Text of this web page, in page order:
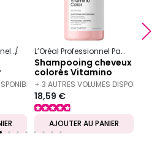
Kerasoin Professionnel Shampooing et soin capillaire
L’Oréal Professionnel Paris
Shampooing cheveux
colorés Vitamino
Color 300 ml
+ 3 AUTRES VOLUMES DISPONIBLES
18,59 €
AJOUTER AU PANIER